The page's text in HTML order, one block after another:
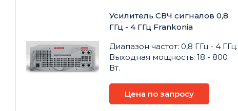
Усилитель СВЧ сигналов 0,8
ГГц - 4 ГГц Frankonia
Диапазон частот: 0,8 ГГц - 4 ГГц.
Выходная мощность: 18 - 800
Вт.
Цена по запросу